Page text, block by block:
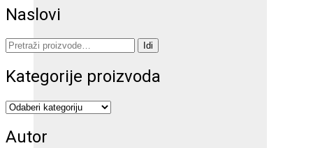
Naslovi
Pretraži: Idi
Kategorije proizvoda
Autor